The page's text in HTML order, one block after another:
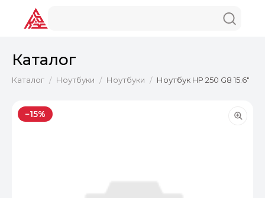
Каталог
Каталог / Ноутбуки / Ноутбуки / Ноутбук HP 250 G8 15.6"
−15%